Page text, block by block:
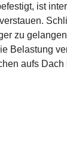
ist
zu
Belastung
aufs